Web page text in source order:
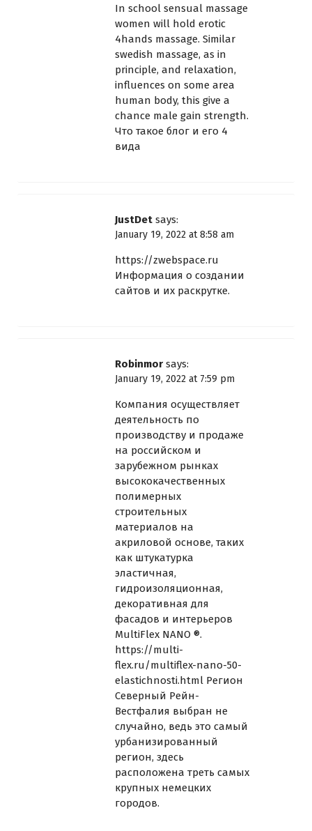
In school sensual massage
women will hold erotic
4hands massage. Similar
swedish massage, as in
principle, and relaxation,
influences on some area
human body, this give a
chance male gain strength.
Что такое блог и его 4
вида
JustDet says:
January 19, 2022 at 8:58 am
https://zwebspace.ru
Информация о создании
сайтов и их раскрутке.
Robinmor says:
January 19, 2022 at 7:59 pm
Компания осуществляет
деятельность по
производству и продаже
на российском и
зарубежном рынках
высококачественных
полимерных
строительных
материалов на
акриловой основе, таких
как штукатурка
эластичная,
гидроизоляционная,
декоративная для
фасадов и интерьеров
MultiFlex NANO ®.
https://multi-
flex.ru/multiflex-nano-50-
elastichnosti.html Регион
Северный Рейн-
Вестфалия выбран не
случайно, ведь это самый
урбанизированный
регион, здесь
расположена треть самых
крупных немецких
городов.